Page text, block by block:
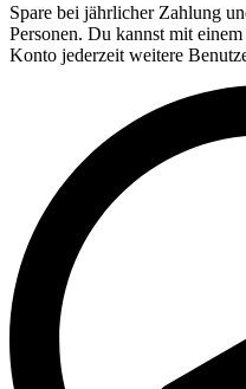
Spare bei jährlicher Zahlung
Personen. Du kannst mit
Konto jederzeit weitere